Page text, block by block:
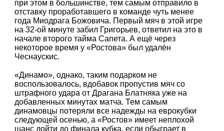
при этом в большинстве, тем самым отправило в
отставку проработавшего в команде чуть менее
года Миодрага Божовича. Первый мяч в этой игре
на 32-ой минуте забил Григорьев, ответил на это в
начале второго тайма Сапета. А ещё через
некоторое время у «Ростова» был удалён
Чеснаускис.
«Динамо», однако, таким подарком не
воспользовалось, вдобавок пропустив мяч со
штрафного удара от Драгана Блатняка уже на
добавленных минутах матча. Тем самым
динамовцы потеряли все надежды на еврокубки
следующей осенью, а «Ростов» имеет неплохой
шанс дойти до финала кубка, если обыграет в